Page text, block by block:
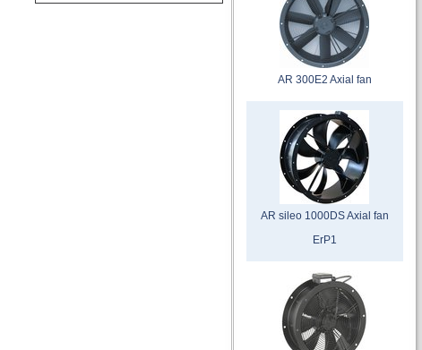
AR 300E2 Axial fan
AR sileo 1000DS Axial fan
ErP1